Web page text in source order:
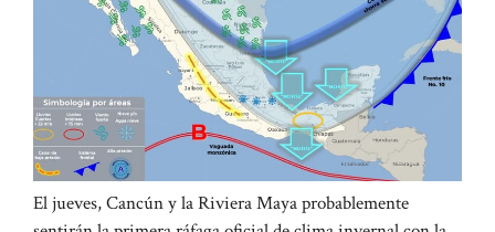
El jueves, Cancún y la Riviera Maya probablemente